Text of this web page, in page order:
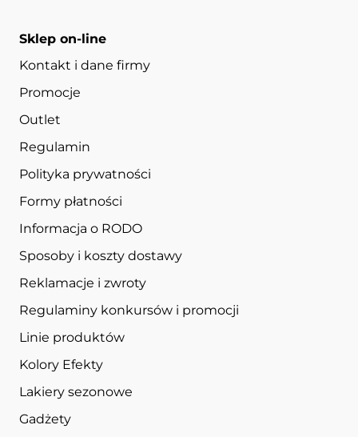
Sklep on-line
Kontakt i dane firmy
Promocje
Outlet
Regulamin
Polityka prywatności
Formy płatności
Informacja o RODO
Sposoby i koszty dostawy
Reklamacje i zwroty
Regulaminy konkursów i promocji
Linie produktów
Kolory Efekty
Lakiery sezonowe
Gadżety